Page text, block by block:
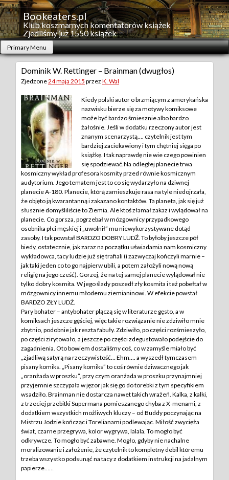
Skip
to
content
Bookeaters.pl
Klub koszmarnych komentatorów książek
Zjedliśmy już 1550 książek
Primary Menu
Dominik W. Rettinger – Brainman (dwugłos)
Zjedzone24 maja 2015 przez K. Wal
Kiedy polski autor o brzmiącym z amerykańska
nazwisku bierze się za motywy komiksowe
może być bardzo śmiesznie albo bardzo
żałośnie. Jeśli w dodatku rzeczony autor jest
znanym scenarzystą…. czytelnik jest tym
bardziej zaciekawiony i tym chętniej sięga po
książkę. I tak naprawdę nie wie czego powinien
się spodziewać. Na odległej planecie trwa
kosmiczny wykład profesora kosmity przed równie kosmicznym
audytorium. Jego tematem jest to co się wydarzyło na dziwnej
planecie A-180. Planecie, którą zamieszkuje rasa na tyle niedojrzała,
że objęto ją kwarantanną i zakazano kontaktów. Ta planeta, jak się już
słusznie domyśliliście to Ziemia. Ale ktoś złamał zakaz i wylądował na
planecie. Co gorsza, pogrzebał w mózgownicy przypadkowego
osobnika płci męskiej i „uwolnił” mu niewykorzystywane dotąd
zasoby. I tak powstał BARDZO DOBRY LUDŹ. To byłoby jeszcze pół
biedy, ostatecznie, jak zaraz na początku uświadamia nam kosmiczny
wykładowca, tacy ludzie już się trafiali (i zazwyczaj kończyli marnie –
jak taki jeden co to go najpierw ubili, a potem założyli nową nową
religię na jego cześć). Gorzej, że na tej samej planecie wylądował nie
tylko dobry kosmita. W jego ślady poszedł zły kosmita i też pobełtał w
mózgownicy innemu młodemu ziemianinowi. W efekcie powstał
BARDZO ZŁY LUDŹ.
Pary bohater – antybohater plączą się w literaturze gęsto, a w
komiksach jeszcze gęściej, więc takie rozwiązanie nie zdziwiło mnie
zbytnio, podobnie jak reszta fabuły. Zdziwiło, po części rozśmieszyło,
po części zirytowało, a jeszcze po części zdegustowało podejście do
zagadnienia. Oto bowiem dostaliśmy coś, co w zamyśle miało być
„zjadliwą satyrą na rzeczywistość… Ehm…. a wyszedł tymczasem
pisany komiks. „Pisany komiks” to coś równie dziwacznego jak
„oranżada w proszku”, przy czym oranżada w proszku przynajmniej
przyjemnie szczypała w jęzor jak się go do torebki z tym specyfikiem
wsadziło. Brainman nie dostarcza nawet takich wrażeń. Kalka, z kalki,
z trzeciej przebitki Supermana pomieszanego chyba z X-menami, z
dodatkiem wszystkich możliwych kluczy – od Buddy poczynając na
Mistrzu Jodzie kończąc i Torelianami podlewając. Miłość zwycięża
świat, czarne przegrywa, kolor wygrywa, lalala. To mogło być
odkrywcze. To mogło być zabawne. Mogło, gdyby nie nachalne
moralizowanie i założenie, że czytelnik to kompletny debil któremu
trzeba wszystko podsunąć na tacy z dodatkiem instrukcji na jadalnym
papierze……